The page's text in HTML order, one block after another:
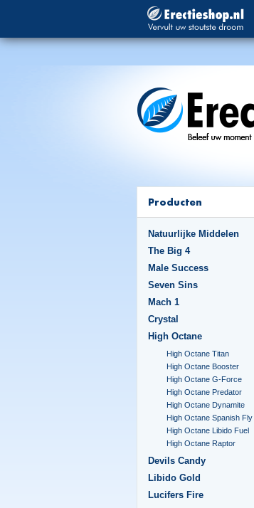
Producten
Natuurlijke Middelen
The Big 4
Male Success
Seven Sins
Mach 1
Crystal
High Octane
High Octane Titan
High Octane Booster
High Octane G-Force
High Octane Predator
High Octane Dynamite
High Octane Spanish Fly
High Octane Libido Fuel
High Octane Raptor
Devils Candy
Libido Gold
Lucifers Fire